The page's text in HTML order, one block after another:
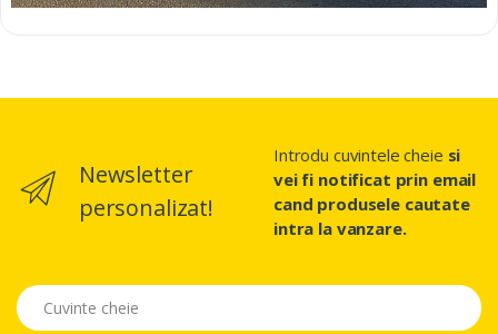
Newsletter
personalizat!
Introdu cuvintele cheie si
vei fi notificat prin email
cand produsele cautate
intra la vanzare.